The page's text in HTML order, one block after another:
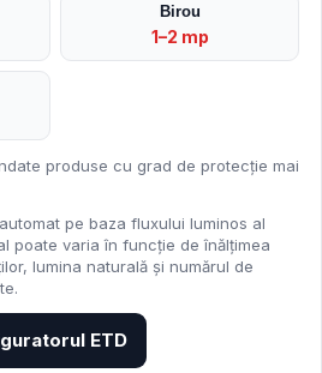
Birou
1–2 mp
produse cu grad de protecție mai
pe baza fluxului luminos al
poate varia în funcție de înălțimea
lumina naturală și numărul de
ETD